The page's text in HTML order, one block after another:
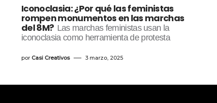
Iconoclasia: ¿Por qué las feministas
rompen monumentos en las marchas
del 8M? Las marchas feministas usan la
iconoclasia como herramienta de protesta
por Casi Creativos 3 marzo, 2025